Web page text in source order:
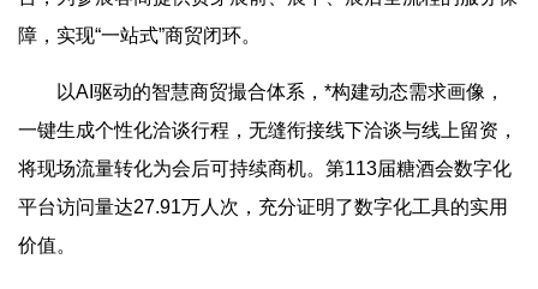
障，实现“一站式”商贸闭环。
以AI驱动的智慧商贸撮合体系，*构建动态需求画像，
一键生成个性化洽谈行程，无缝衔接线下洽谈与线上留资，
将现场流量转化为会后可持续商机。第113届糖酒会数字化
平台访问量达27.91万人次，充分证明了数字化工具的实用
价值。